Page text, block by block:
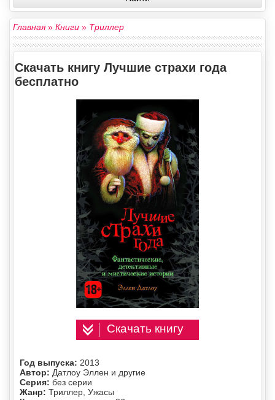
Главная» Книги » Триллер
Скачать книгу Лучшие страхи года
бесплатно
Скачать книгу
Год выпуска: 2013
Автор: Датлоу Эллен и другие
Серия: без серии
Жанр: Триллер, Ужасы